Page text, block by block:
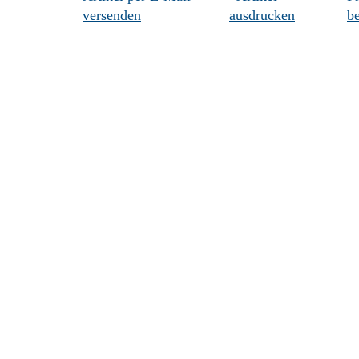
versenden
ausdrucken